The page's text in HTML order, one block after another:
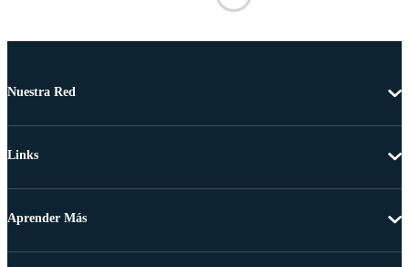
Nuestra Red
Links
Aprender Más